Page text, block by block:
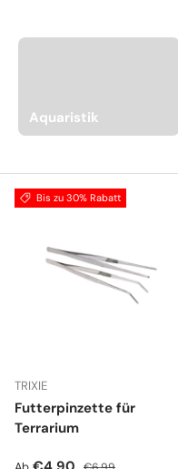
Aquaristik
Bis zu 30% Rabatt
TRIXIE
Futterpinzette für
Terrarium
VerkaufspreisNormaler Preis